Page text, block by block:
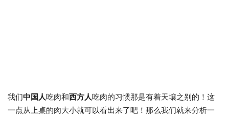
我们中国人吃肉和西方人吃肉的习惯那是有着天壤之别的！这
一点从上桌的肉大小就可以看出来了吧！那么我们就来分析一